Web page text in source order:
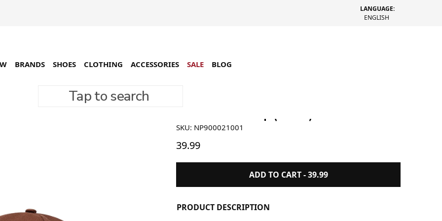
LANGUAGE:
ENGLISH
Tap to search
BRANDS SHOES CLOTHING ACCESSORIES SALE BLOG
No Problemo Cap (Braun)
SKU: NP900021001
39.99
ADD TO CART -39.99
PRODUCT DESCRIPTION